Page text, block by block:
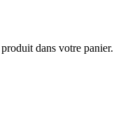
dans votre panier.